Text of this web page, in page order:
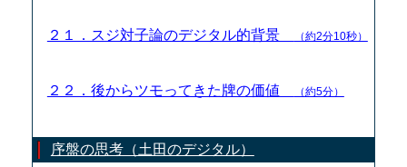
２１．スジ対子論のデジタル的背景 （約2分10秒）
２２．後からツモってきた牌の価値 （約5分）
序盤の思考（土田のデジタル）